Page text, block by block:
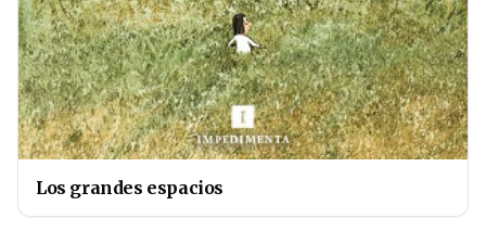
Los grandes espacios